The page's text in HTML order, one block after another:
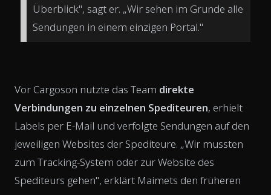
Überblick", sagt er. „Wir sehen im Grunde alle
Sendungen in einem einzigen Portal."
Vor Cargoson nutzte das Team direkte
Verbindungen zu einzelnen Spediteuren, erhielt
Labels per E-Mail und verfolgte Sendungen auf den
jeweiligen Websites der Spediteure. „Wir mussten
zum Tracking-System oder zur Website des
Spediteurs gehen", erklärt Maimets den früheren